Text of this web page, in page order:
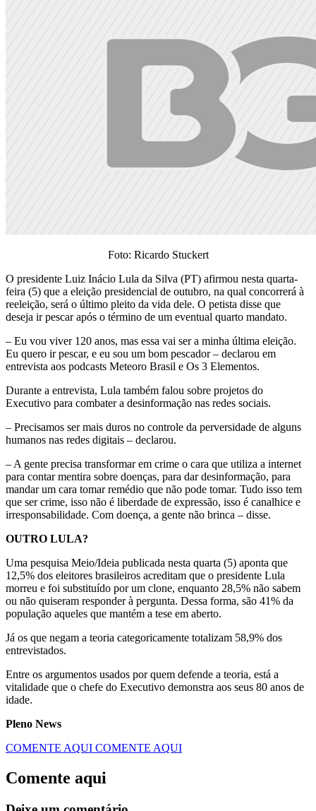
Foto: Ricardo Stuckert
O presidente Luiz Inácio Lula da Silva (PT) afirmou nesta quarta-
feira (5) que a eleição presidencial de outubro, na qual concorrerá à
reeleição, será o último pleito da vida dele. O petista disse que
deseja ir pescar após o término de um eventual quarto mandato.
– Eu vou viver 120 anos, mas essa vai ser a minha última eleição.
Eu quero ir pescar, e eu sou um bom pescador – declarou em
entrevista aos podcasts Meteoro Brasil e Os 3 Elementos.
Durante a entrevista, Lula também falou sobre projetos do
Executivo para combater a desinformação nas redes sociais.
– Precisamos ser mais duros no controle da perversidade de alguns
humanos nas redes digitais – declarou.
– A gente precisa transformar em crime o cara que utiliza a internet
para contar mentira sobre doenças, para dar desinformação, para
mandar um cara tomar remédio que não pode tomar. Tudo isso tem
que ser crime, isso não é liberdade de expressão, isso é canalhice e
irresponsabilidade. Com doença, a gente não brinca – disse.
OUTRO LULA?
Uma pesquisa Meio/Ideia publicada nesta quarta (5) aponta que
12,5% dos eleitores brasileiros acreditam que o presidente Lula
morreu e foi substituído por um clone, enquanto 28,5% não sabem
ou não quiseram responder à pergunta. Dessa forma, são 41% da
população aqueles que mantém a tese em aberto.
Já os que negam a teoria categoricamente totalizam 58,9% dos
entrevistados.
Entre os argumentos usados por quem defende a teoria, está a
vitalidade que o chefe do Executivo demonstra aos seus 80 anos de
idade.
Pleno News
COMENTE AQUI COMENTE AQUI
Comente aqui